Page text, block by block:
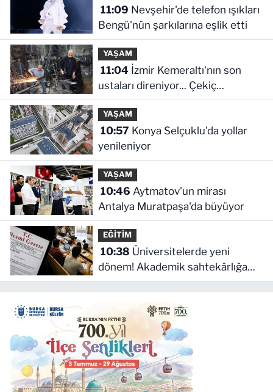
11:09
Bengü'nün şarkılarına eşlik etti
YAŞAM
11:04İzmir Kemeraltı'nın son
ustaları direniyor... Çekiç
sesleriyle yaşayan miras
YAŞAM
10:57
yenileniyor
YAŞAM
10:46
Antalya Muratpaşa'da büyüyor
EĞİTİM
10:38
dönem! Akademik sahtekârlığa
hapis, öğrencilere dönüş yolu